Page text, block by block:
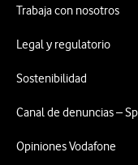
Trabaja con nosotros
Legal y regulatorio
Sostenibilidad
Canal de denuncias –
Opiniones Vodafone